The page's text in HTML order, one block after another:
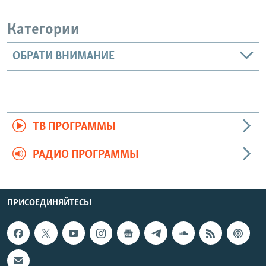
Категории
ОБРАТИ ВНИМАНИЕ
ТВ ПРОГРАММЫ
РАДИО ПРОГРАММЫ
ПРИСОЕДИНЯЙТЕСЬ!